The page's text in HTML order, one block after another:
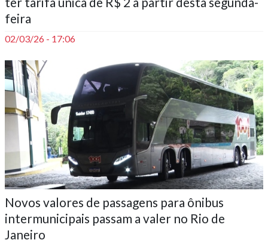
feira
02/03/26 - 17:06
Novos valores de passagens para ônibus
intermunicipais passam a valer no Rio de
Janeiro